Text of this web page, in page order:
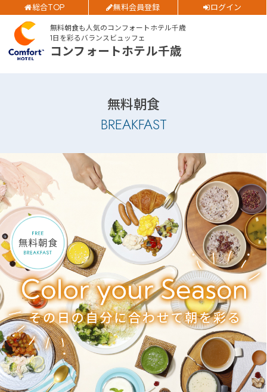
総合TOP 無料会員登録 ログイン
無料朝食も人気のコンフォートホテル千歳
1日を彩るバランスビュッフェ
コンフォートホテル千歳
大人人数
1室あたり
会員特典のご案内
会員登録 ログイン
予約確認・変更・キャンセル
特別優待会員様 交通＋宿泊プラン
無料朝食
BREAKFAST
ご予約確認・変更・キャンセルフォーム
公式Webサイトからのご予約
閉じる